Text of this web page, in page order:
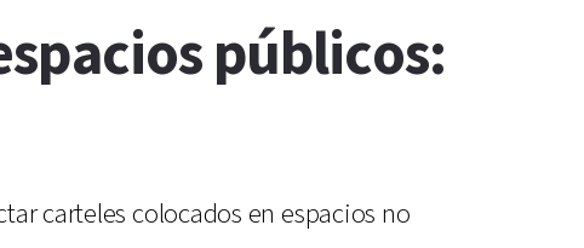
públicos:
carteles colocados en espacios no